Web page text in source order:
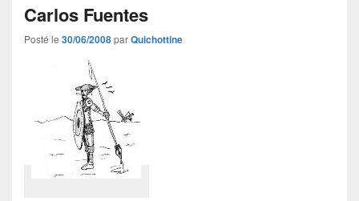
Carlos Fuentes
Posté le 30/06/2008parQuichottine